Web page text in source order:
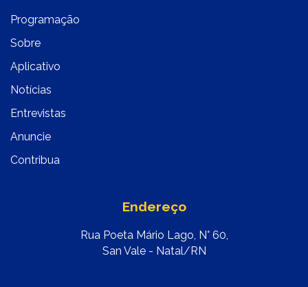
Programação
Sobre
Aplicativo
Notícias
Entrevistas
Anuncie
Contribua
Endereço
Rua Poeta Mário Lago, N° 60,
San Vale - Natal/RN